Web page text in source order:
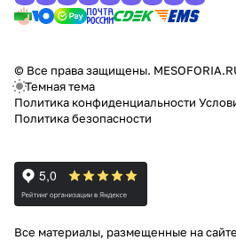
© Все права защищены.
Темная тема
Политика конфиденциальности
Политика безопасности
Все материалы, размещенные на